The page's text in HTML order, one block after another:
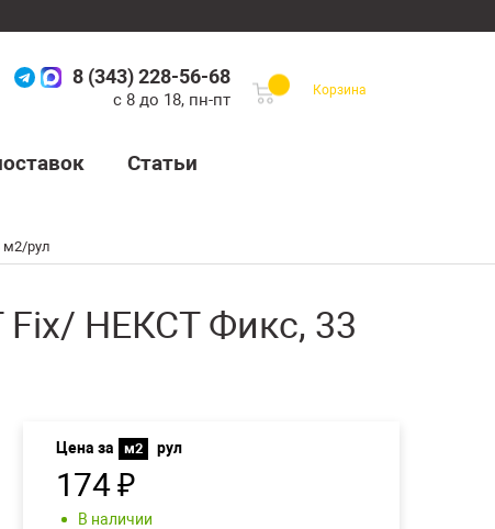
м2/рул
Fix/ НЕКСТ Фикс, 33
Цена за м2 рул
174₽
В наличии
8 (343) 228-56-68
с 8 до 18, пн-пт
Корзина
Статьи